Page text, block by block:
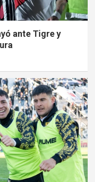
ante Tigre y